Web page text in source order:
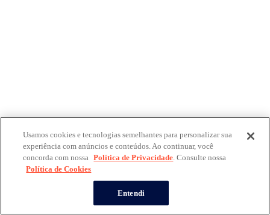
Usamos cookies e tecnologias semelhantes para personalizar sua
experiência com anúncios e conteúdos. Ao continuar, você
concorda com nossa Política de Privacidade. Consulte nossa
Política de Cookies
Entendi